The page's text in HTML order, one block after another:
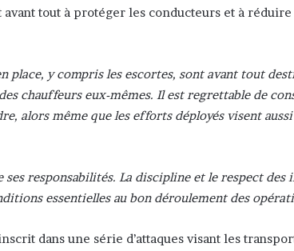
tout à protéger les conducteurs et à réduire
place, y compris les escortes, sont avant tout
chauffeurs eux-mêmes. Il est regrettable de
alors même que les efforts déployés visent
responsabilités. La discipline et le respect des
essentielles au bon déroulement des
dans une série d’attaques visant les